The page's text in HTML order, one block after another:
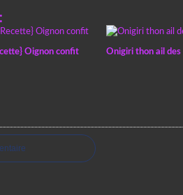
Oignon confit
Onigiri thon ail des